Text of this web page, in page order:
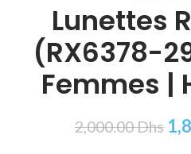
Lunettes
(RX6378-
Femmes |
2,000.00Dhs